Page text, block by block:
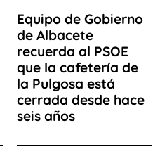
Equipo de Gobierno
de Albacete
recuerda al PSOE
que la cafetería de
la Pulgosa está
cerrada desde hace
seis años